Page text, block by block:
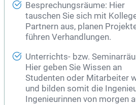
Besprechungsräume: Hier
tauschen Sie sich mit
Partnern aus, planen
führen Verhandlungen.
Unterrichts- bzw.
Hier geben Sie Wissen an
Studenten oder Mitarbeiter
und bilden somit die
Ingenieurinnen von morgen